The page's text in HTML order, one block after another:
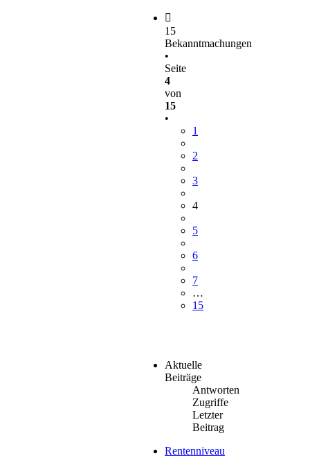
15
Bekanntmachungen
•
Seite
4
von
15
•
1
2
3
4
5
6
7
…
15
Aktuelle
Beiträge
Antworten
Zugriffe
Letzter
Beitrag
Rentenniveau